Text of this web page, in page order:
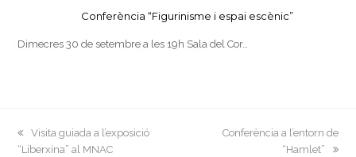
Conferència “Figurinisme i espai escènic”
Dimecres 30 de setembre a les 19h Sala del Cor…
previous
post:
Visita guiada a l’exposició
“Liberxina” al MNAC
next
Conferència a l’entorn de
“Hamlet”